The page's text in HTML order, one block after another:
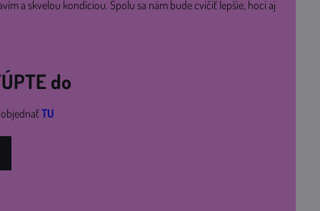
a skvelou kondíciou. Spolu sa nám bude cvičiť lepšie, hoci aj
do
TU